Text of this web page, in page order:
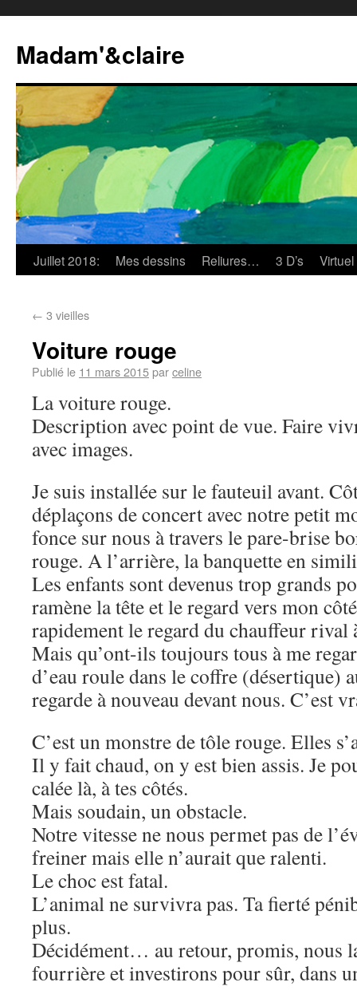
Madam'&claire
Juillet 2018: Mes dessins Reliures… 3 D’s Virtuel
← 3 vieilles
Voiture rouge
Publié le 11 mars 2015parceline
La voiture rouge.
Description avec point de vue. Faire
avec images.
Je suis installée sur le fauteuil avant.
déplaçons de concert avec notre petit
fonce sur nous à travers le pare-brise
rouge. A l’arrière, la banquette en
Les enfants sont devenus trop grands
ramène la tête et le regard vers mon
rapidement le regard du chauffeur rival
Mais qu’ont-ils toujours tous à me
d’eau roule dans le coffre (désertique)
regarde à nouveau devant nous. C’est
C’est un monstre de tôle rouge. Elles
Il y fait chaud, on y est bien assis. Je
calée là, à tes côtés.
Mais soudain, un obstacle.
Notre vitesse ne nous permet pas de
freiner mais elle n’aurait que ralenti.
Le choc est fatal.
L’animal ne survivra pas. Ta fierté
plus.
Décidément… au retour, promis, nous
fourrière et investirons pour sûr, dans